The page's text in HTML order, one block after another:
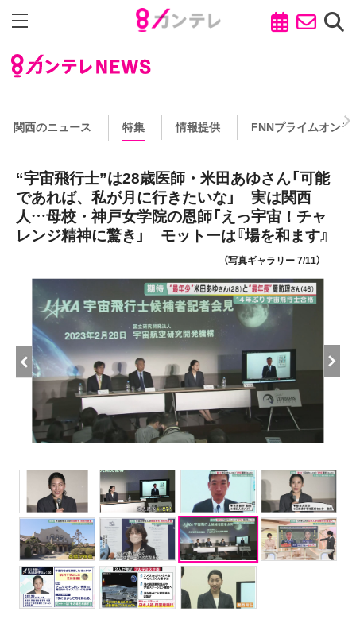
関西のニュース 特集 情報提供 FNNプライムオンラ
“宇宙飛行士”は28歳医師・米田あゆさん「可能
であれば、私が月に行きたいな」 実は関西
人…母校・神戸女学院の恩師「えっ宇宙！チャ
レンジ精神に驚き」 モットーは『場を和ます』
（写真ギャラリー 7/11）